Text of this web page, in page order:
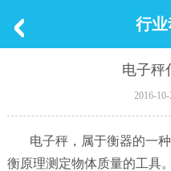
行
电子秤
2016-
电子秤，属于衡器的一
衡原理测定物体质量的工具